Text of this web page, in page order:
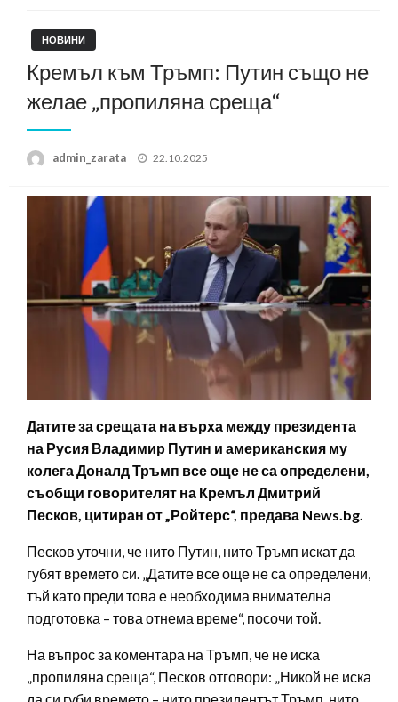
НОВИНИ
Кремъл към Тръмп: Путин също не
желае „пропиляна среща“
admin_zarata
Posted
22.10.2025
Датите за срещата на върха между президента
на Русия Владимир Путин и американския му
колега Доналд Тръмп все още не са определени,
съобщи говорителят на Кремъл Дмитрий
Песков, цитиран от „Ройтерс“, предава News.bg.
Песков уточни, че нито Путин, нито Тръмп искат да
губят времето си. „Датите все още не са определени,
тъй като преди това е необходима внимателна
подготовка – това отнема време“, посочи той.
На въпрос за коментара на Тръмп, че не иска
„пропиляна среща“, Песков отговори: „Никой не иска